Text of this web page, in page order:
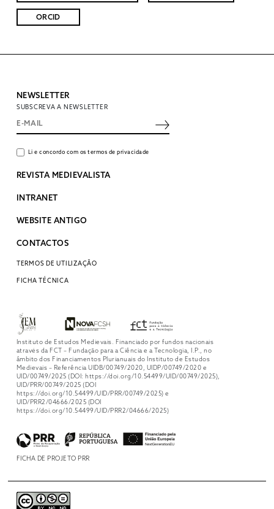
ORCID
NEWSLETTER
SUBSCREVA A NEWSLETTER
Li e concordo com os termos de privacidade
REVISTA MEDIEVALISTA
INTRANET
WEBSITE ANTIGO
CONTACTOS
TERMOS DE UTILIZAÇÃO
FICHA TÉCNICA
Instituto de Estudos Medievais. Financiado por fundos nacionais
através da FCT – Fundação para a Ciência e a Tecnologia, I.P., no
âmbito dos Financiamentos Plurianuais do Instituto de Estudos
Medievais – Referência UIDB/00749/2020, UIDP/00749/2020 e
UID/00749/2025 (DOI: https://doi.org/10.54499/UID/00749/2025),
UID/PRR/00749/2025 (DOI
https://doi.org/10.54499/UID/PRR/00749/2025) e
UID/PRR2/04666/2025 (DOI
https://doi.org/10.54499/UID/PRR2/04666/2025)
FICHA DE PROJETO PRR